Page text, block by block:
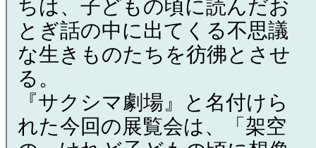
ちは、子どもの頃に読んだお
とぎ話の中に出てくる不思議
な生きものたちを彷彿とさせ
る。
『サクシマ劇場』と名付けら
れた今回の展覧会は、「架空